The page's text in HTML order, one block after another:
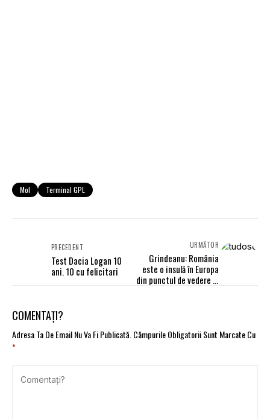
Mol Terminal GPL
PRECEDENT
Test Dacia Logan 10
ani. 10 cu felicitari
URMĂTOR
Grindeanu: România
este o insulă în Europa
din punctul de vedere al
COMENTAȚI?
Adresa Ta De Email Nu Va Fi Publicată.Câmpurile Obligatorii Sunt Marcate Cu
*